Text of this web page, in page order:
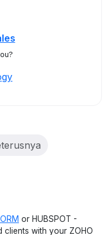
or HUBSPOT -
clients with your ZOHO